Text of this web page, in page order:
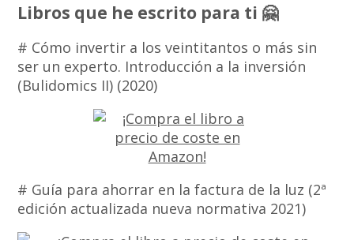
Libros que he escrito para ti 🤗
# Cómo invertir a los veintitantos o más sin
ser un experto. Introducción a la inversión
(Bulidomics II) (2020)
# Guía para ahorrar en la factura de la luz (2ª
edición actualizada nueva normativa 2021)